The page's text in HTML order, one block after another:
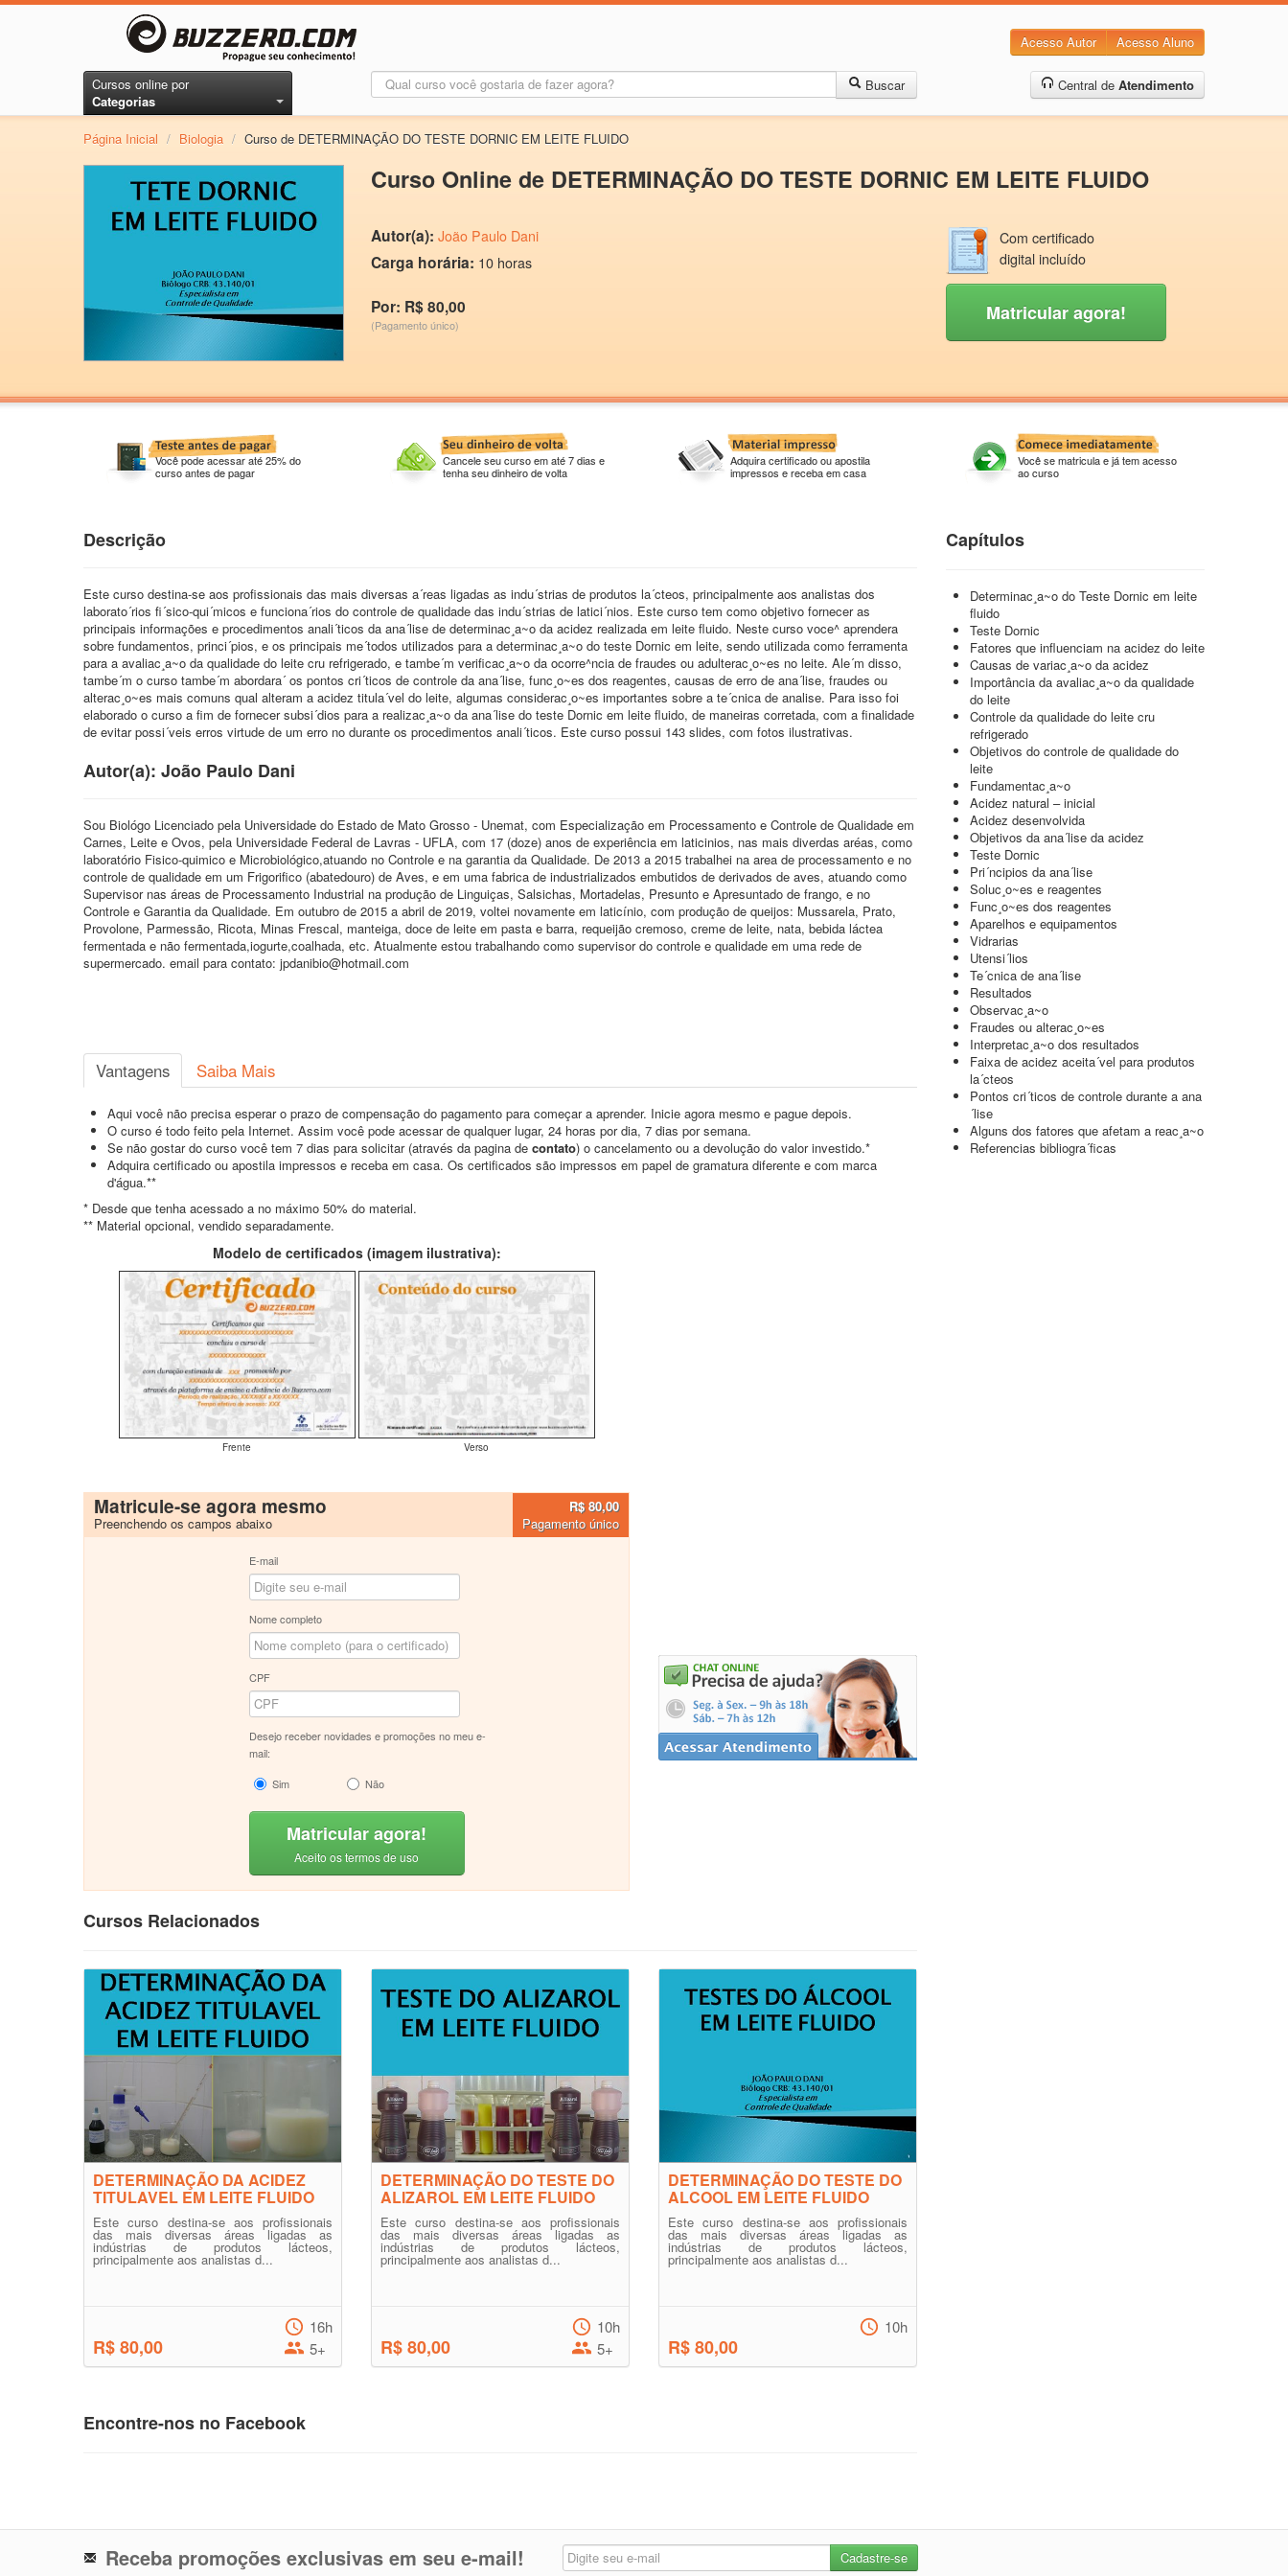
Acesso Autor Acesso Aluno
Cursos online por
Categorias
Buscar Central de Atendimento
Página Inicial / Biologia / Curso de DETERMINAÇÃO DO TESTE DORNIC EM LEITE FLUIDO
Curso Online de DETERMINAÇÃO DO TESTE DORNIC EM LEITE FLUIDO
Autor(a): João Paulo Dani
Carga horária: 10 horas
Por: R$ 80,00
(Pagamento único)
Com certificado
digital incluído
Matricular agora!
Você pode acessar até 25% do
curso antes de pagar
Cancele seu curso em até 7 dias e
tenha seu dinheiro de volta
Adquira certificado ou apostila
impressos e receba em casa
Você se matricula e já tem acesso
ao curso
Descrição
Este curso destina-se aos profissionais das mais diversas a´reas ligadas as indu´strias de produtos la´cteos, principalmente aos analistas dos
laborato´rios fi´sico-qui´micos e funciona´rios do controle de qualidade das indu´strias de latici´nios. Este curso tem como objetivo fornecer as
principais informações e procedimentos anali´ticos da ana´lise de determinac¸a~o da acidez realizada em leite fluido. Neste curso voce^ aprendera
sobre fundamentos, princi´pios, e os principais me´todos utilizados para a determinac¸a~o do teste Dornic em leite, sendo utilizada como ferramenta
para a avaliac¸a~o da qualidade do leite cru refrigerado, e tambe´m verificac¸a~o da ocorre^ncia de fraudes ou adulterac¸o~es no leite. Ale´m disso,
tambe´m o curso tambe´m abordara´ os pontos cri´ticos de controle da ana´lise, func¸o~es dos reagentes, causas de erro de ana´lise, fraudes ou
alterac¸o~es mais comuns qual alteram a acidez titula´vel do leite, algumas considerac¸o~es importantes sobre a te´cnica de analise. Para isso foi
elaborado o curso a fim de fornecer subsi´dios para a realizac¸a~o da ana´lise do teste Dornic em leite fluido, de maneiras corretada, com a finalidade
de evitar possi´veis erros virtude de um erro no durante os procedimentos anali´ticos. Este curso possui 143 slides, com fotos ilustrativas.
Autor(a): João Paulo Dani
Sou Biológo Licenciado pela Universidade do Estado de Mato Grosso - Unemat, com Especialização em Processamento e Controle de Qualidade em
Carnes, Leite e Ovos, pela Universidade Federal de Lavras - UFLA, com 17 (doze) anos de experiência em laticinios, nas mais diverdas aréas, como
laboratório Fisico-quimico e Microbiológico,atuando no Controle e na garantia da Qualidade. De 2013 a 2015 trabalhei na area de processamento e no
controle de qualidade em um Frigorifico (abatedouro) de Aves, e em uma fabrica de industrializados embutidos de derivados de aves, atuando como
Supervisor nas áreas de Processamento Industrial na produção de Linguiças, Salsichas, Mortadelas, Presunto e Apresuntado de frango, e no
Controle e Garantia da Qualidade. Em outubro de 2015 a abril de 2019, voltei novamente em laticínio, com produção de queijos: Mussarela, Prato,
Provolone, Parmessão, Ricota, Minas Frescal, manteiga, doce de leite em pasta e barra, requeijão cremoso, creme de leite, nata, bebida láctea
fermentada e não fermentada,iogurte,coalhada, etc. Atualmente estou trabalhando como supervisor do controle e qualidade em uma rede de
supermercado. email para contato: jpdanibio@hotmail.com
Vantagens Saiba Mais
Aqui você não precisa esperar o prazo de compensação do pagamento para começar a aprender. Inicie agora mesmo e pague depois.
O curso é todo feito pela Internet. Assim você pode acessar de qualquer lugar, 24 horas por dia, 7 dias por semana.
Se não gostar do curso você tem 7 dias para solicitar (através da pagina de contato) o cancelamento ou a devolução do valor investido.*
Adquira certificado ou apostila impressos e receba em casa. Os certificados são impressos em papel de gramatura diferente e com marca
d'água.**
* Desde que tenha acessado a no máximo 50% do material.
** Material opcional, vendido separadamente.
Modelo de certificados (imagem ilustrativa):
Frente Verso
Matricule-se agora mesmo
Preenchendo os campos abaixo
R$ 80,00
Pagamento único
E-mail
Nome completo
CPF
Desejo receber novidades e promoções no meu e-
mail:
Sim
Não
Matricular agora!
Aceito os termos de uso
Cursos Relacionados
DETERMINAÇÃO DA ACIDEZ
TITULAVEL EM LEITE FLUIDO
Este curso destina-se aos profissionais
das mais diversas áreas ligadas as
indústrias de produtos lácteos,
principalmente aos analistas d...
R$ 80,00
16h
5+
DETERMINAÇÃO DO TESTE DO
ALIZAROL EM LEITE FLUIDO
Este curso destina-se aos profissionais
das mais diversas áreas ligadas as
indústrias de produtos lácteos,
principalmente aos analistas d...
R$ 80,00
10h
5+
DETERMINAÇÃO DO TESTE DO
ALCOOL EM LEITE FLUIDO
Este curso destina-se aos profissionais
das mais diversas áreas ligadas as
indústrias de produtos lácteos,
principalmente aos analistas d...
R$ 80,00
10h
Encontre-nos no Facebook
Capítulos
Determinac¸a~o do Teste Dornic em leite
fluido
Teste Dornic
Fatores que influenciam na acidez do leite
Causas de variac¸a~o da acidez
Importância da avaliac¸a~o da qualidade
do leite
Controle da qualidade do leite cru
refrigerado
Objetivos do controle de qualidade do
leite
Fundamentac¸a~o
Acidez natural – inicial
Acidez desenvolvida
Objetivos da ana´lise da acidez
Teste Dornic
Pri´ncipios da ana´lise
Soluc¸o~es e reagentes
Func¸o~es dos reagentes
Aparelhos e equipamentos
Vidrarias
Utensi´lios
Te´cnica de ana´lise
Resultados
Observac¸a~o
Fraudes ou alterac¸o~es
Interpretac¸a~o dos resultados
Faixa de acidez aceita´vel para produtos
la´cteos
Pontos cri´ticos de controle durante a ana
´lise
Alguns dos fatores que afetam a reac¸a~o
Referencias bibliogra´ficas
Receba promoções exclusivas em seu e-mail!